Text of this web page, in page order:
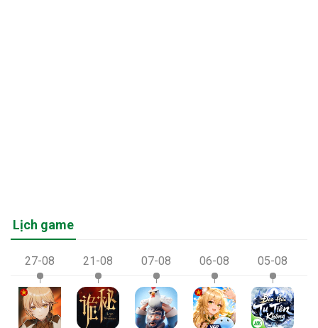
Lịch game
27-08 21-08 07-08 06-08 05-08